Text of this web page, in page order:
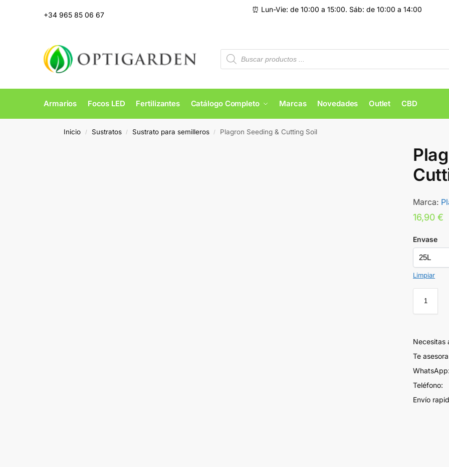
+34 965 85 06 67
⏰ Lun-Vie: de 10:00 a 15:00. Sáb: de 10:00 a 14:00
Armarios Focos LED Fertilizantes Catálogo Completo Marcas Novedades Outlet CBD
Inicio / Sustratos / Sustrato para semilleros / Plagron Seeding & Cutting Soil
Marca:
16,90€
Envase
Limpiar
Necesitas
Te
Teléfono:
Envío